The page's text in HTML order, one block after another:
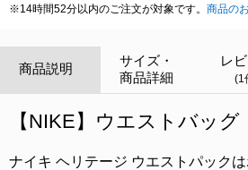
※14時間52分以内のご注文が対象です。 商品の
商品説明
サイズ・
商品詳細
レ
(1
【NIKE】ウエストバッグ
ナイキ ヘリテージ ウエストパック